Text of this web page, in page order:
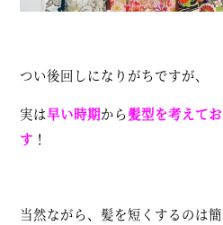
つい後回しになりがちですが、
実は早い時期から髪型を考えてお
す ！
当然ながら、髪を短くするのは